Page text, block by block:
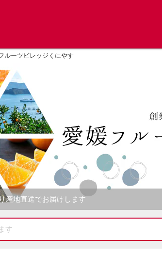
ルーツビレッジくにやす
産地直送でお届けします